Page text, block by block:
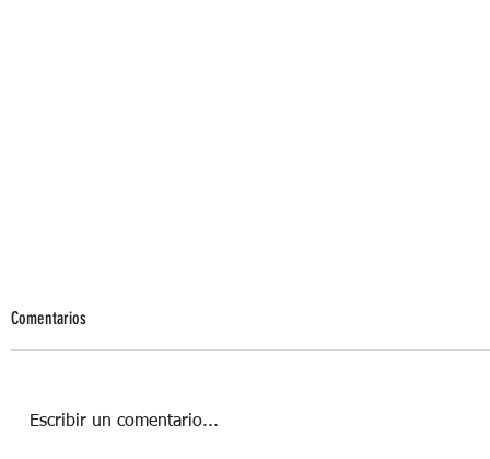
Comentarios
Escribir un comentario...